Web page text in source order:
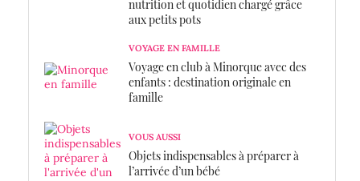
nutrition et quotidien chargé grâce
aux petits pots
VOYAGE EN FAMILLE
Voyage en club à Minorque avec des
enfants : destination originale en
famille
VOUS AUSSI
Objets indispensables à préparer à
l’arrivée d’un bébé